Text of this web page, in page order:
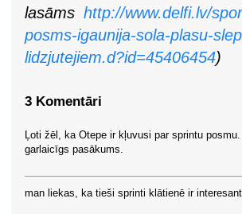
lasāms http://www.delfi.lv/
posms-igaunija-sola-plasu-
lidzjutejiem.d?id=45406454)
3 Komentāri
Ļoti žēl, ka Otepe ir kļuvusi par sprintu
garlaicīgs pasākums.
man liekas, ka tieši sprinti klātienē ir